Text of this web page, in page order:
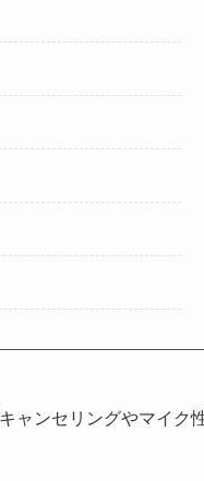
ャンセリングやマイク